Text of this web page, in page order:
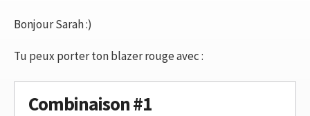
Bonjour Sarah :)
Tu peux porter ton blazer rouge avec :
Combinaison #1